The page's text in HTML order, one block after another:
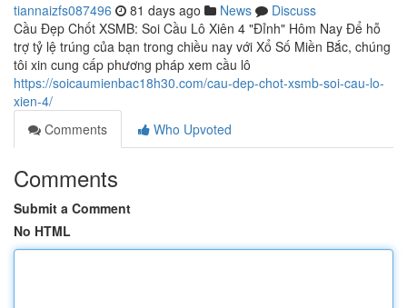
tiannaizfs087496 81 days ago News
Discuss
Cầu Đẹp Chốt XSMB: Soi Cầu Lô Xiên 4 "Đỉnh" Hôm Nay Để hỗ
trợ tỷ lệ trúng của bạn trong chiều nay với Xổ Số Miền Bắc, chúng
tôi xin cung cấp phương pháp xem cầu lô
https://soicaumienbac18h30.com/cau-dep-chot-xsmb-soi-cau-lo-
xien-4/
Comments
Who Upvoted
Comments
Submit a Comment
No HTML